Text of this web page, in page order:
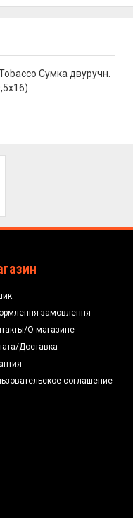
Сумка двуручн.
замовлення
О магазине
Доставка
соглашение